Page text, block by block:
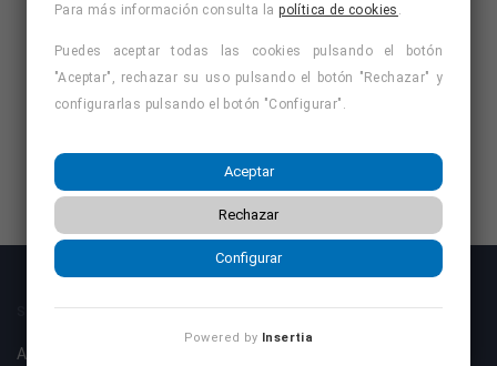
SOBRE NOSOTROS
Aviso legal
Para más información consulta lapolítica de cookies
Puedes aceptar todas las cookies pulsando el botón
"Aceptar", rechazar su uso pulsando el botón "Rechazar" y
configurarlas pulsando el botón "Configurar".
Aceptar
Rechazar
Configurar
Powered by Insertia